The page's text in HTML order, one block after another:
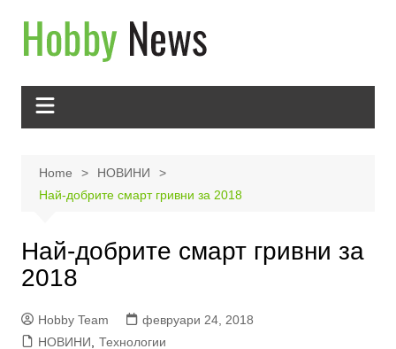
content
Home
НОВИНИ
Най-добрите смарт гривни за 2018
Най-добрите смарт гривни за
2018
Hobby Team
февруари 24, 2018
НОВИНИ
Технологии